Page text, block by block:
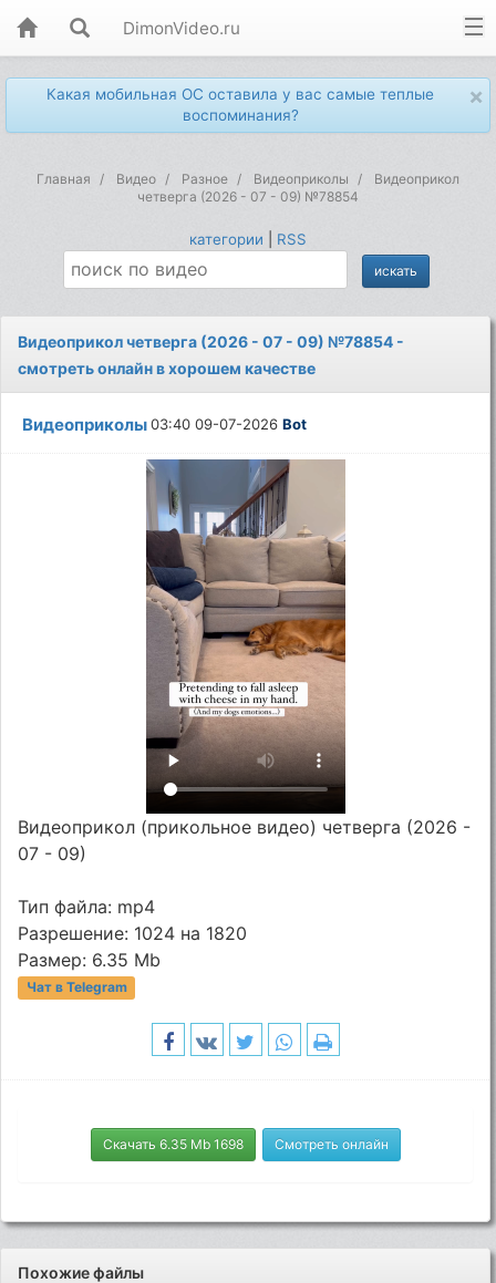
DimonVideo.ru
×
Какая мобильная ОС оставила у вас самые теплые
воспоминания?
Главная Видео Разное Видеоприколы
Видеоприкол
четверга (2026 - 07 - 09) №78854
категории RSS
Видеоприкол четверга (2026 - 07 - 09) №78854 -
смотреть онлайн в хорошем качестве
Видеоприколы03:40 09-07-2026Bot
Видеоприкол (прикольное видео) четверга (2026 -
07 - 09)
Тип файла: mp4
Разрешение: 1024 на 1820
Размер: 6.35 Mb
Чат в Telegram
Скачать 6.35 Mb 1698 Смотреть онлайн
Похожие файлы